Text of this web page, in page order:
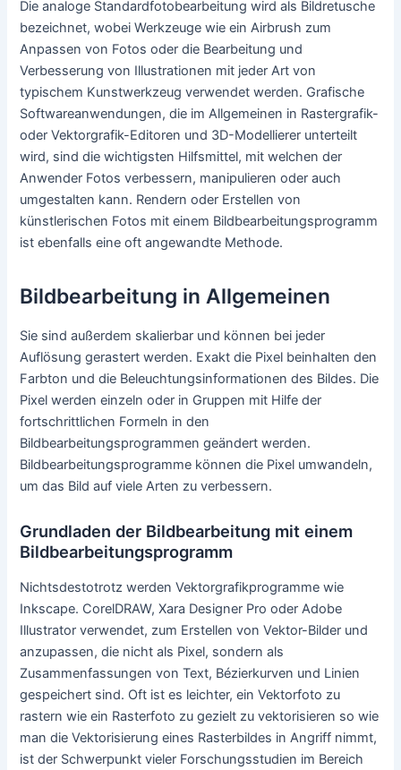
Grundlagen zur
Bildbearbeitung und die
Bildbearbeitungsprogramms
Vonadmin/ 6. Mai 2023
Die Bildbearbeitung umfasst das Verändern von Fotos,
unabhängig davon, ob es sich um digitale Bilder oder
herkömmliche fotochemische Bilder handelt.
Die analoge Standardfotobearbeitung wird als Bildretusche
bezeichnet, wobei Werkzeuge wie ein Airbrush zum
Anpassen von Fotos oder die Bearbeitung und
Verbesserung von Illustrationen mit jeder Art von
Softwareanwendungen, die im Allgemeinen in Rastergrafik-
oder Vektorgrafik-Editoren und 3D-Modellierer unterteilt
wird, sind die wichtigsten Hilfsmittel, mit welchen der
Anwender Fotos verbessern, manipulieren oder auch
umgestalten kann. Rendern oder Erstellen von
künstlerischen Fotos mit einem Bildbearbeitungsprogramm
ist ebenfalls eine oft angewandte Methode.
Bildbearbeitung in Allgemeinen
Sie sind außerdem skalierbar und können bei jeder